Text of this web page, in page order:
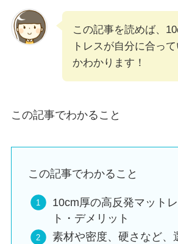
この記事を読めば、
トレスが自分に合っ
かわかります！
この記事でわかること
この記事でわかること
10cm厚の高反発マット
ト・デメリット
素材や密度、硬さなど、